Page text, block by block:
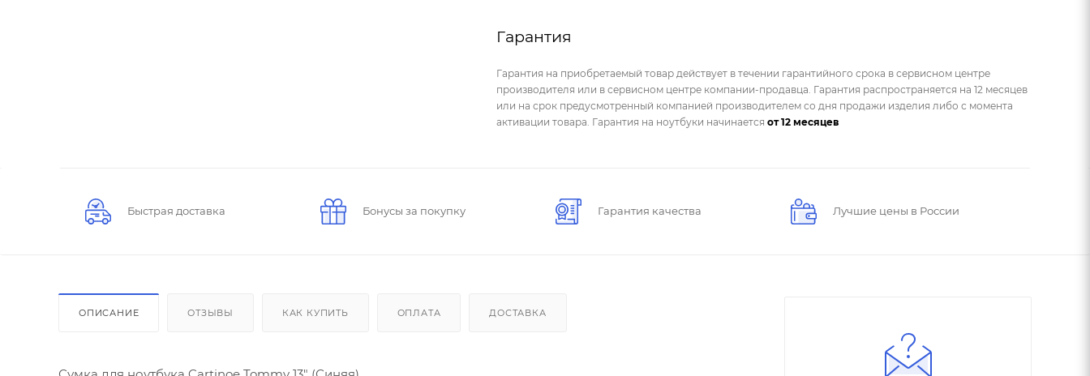
Гарантия
Гарантия на приобретаемый товар действует в течении гарантийного срока в сервисном центре
производителя или в сервисном центре компании-продавца. Гарантия распространяется на 12 месяцев
или на срок предусмотренный компанией производителем со дня продажи изделия либо с момента
активации товара. Гарантия на ноутбуки начинается от 12 месяцев
Быстрая доставка Бонусы за покупку Гарантия качества Лучшие цены в России
ОПИСАНИЕ ОТЗЫВЫ КАК КУПИТЬ ОПЛАТА ДОСТАВКА